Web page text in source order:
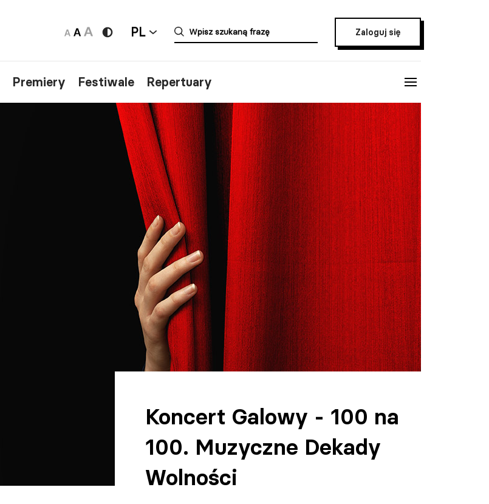
PL Zaloguj się
Premiery Festiwale Repertuary
Koncert Galowy - 100 na
100. Muzyczne Dekady
Wolności